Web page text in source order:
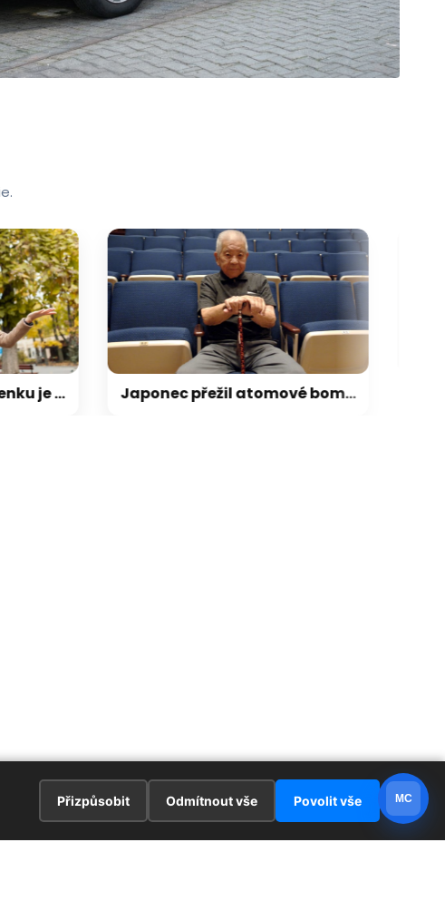
Radar ukazuje déšť, venku je ale sucho. Proč kapky často nedopadnou až na zem? Japonec přežil atomové bomby v Hirošimě i Nagasaki. Cameron mu slíbil, že příběh zfilmuje
Přizpůsobit Odmítnout vše Povolit vše MC